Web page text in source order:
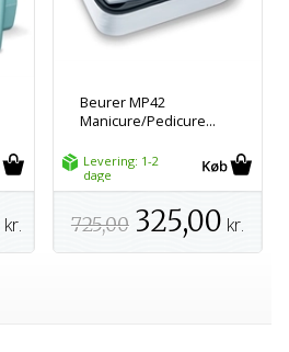
kr.
Beurer MP42
Manicure/Pedicure...
Levering: 1-2
dage
725,00 325,00 kr.